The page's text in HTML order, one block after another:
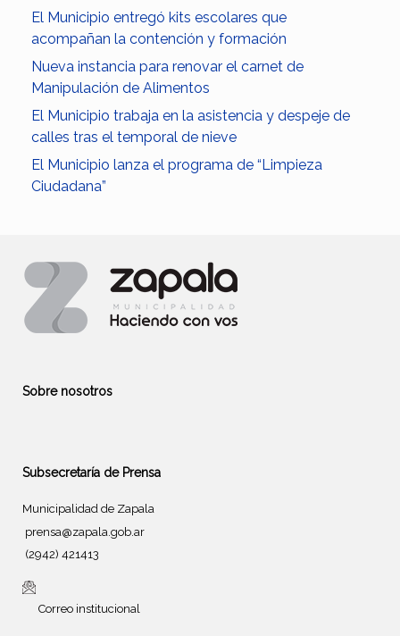
El Municipio entregó kits escolares que
acompañan la contención y formación
Nueva instancia para renovar el carnet de
Manipulación de Alimentos
El Municipio trabaja en la asistencia y despeje de
calles tras el temporal de nieve
El Municipio lanza el programa de “Limpieza
Ciudadana”
Sobre nosotros
Subsecretaría de Prensa
Municipalidad de Zapala
prensa@zapala.gob.ar
(2942) 421413
Correo institucional